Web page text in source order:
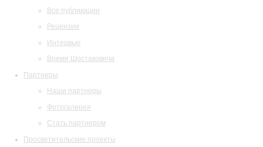
Все публикации
Рецензии
Интервью
Время Шостаковича
Партнеры
Наши партнеры
Фотогалерея
Стать партнером
Просветительские проекты